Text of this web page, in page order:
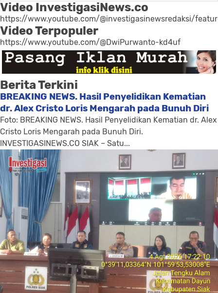
Video InvestigasiNews.co
https://www.youtube.com/@investigasinewsredaksi/
Video Terpopuler
https://www.youtube.com/@DwiPurwanto-kd4uf
Berita Terkini
BREAKING NEWS. Hasil Penyelidikan Kematian
dr. Alex Cristo Loris Mengarah pada Bunuh Diri
Foto: BREAKING NEWS. Hasil Penyelidikan Kematian dr. Alex
Cristo Loris Mengarah pada Bunuh Diri.
INVESTIGASINEWS.CO SIAK – Satu...